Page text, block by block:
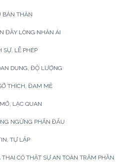
BẢN THÂN
ĐẦY LÒNG NHÂN ÁI
SỰ, LỄ PHÉP
DUNG, ĐỘ LƯỢNG
THÍCH, ĐAM MÊ
LẠC QUAN
NGỪNG PHẤN ĐẤU
TỰ LẬP
CÓ THẬT SỰ AN TOÀN TRĂM PHẦN